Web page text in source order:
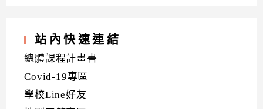
站內快速連結
總體課程計畫書
Covid-19專區
學校Line好友